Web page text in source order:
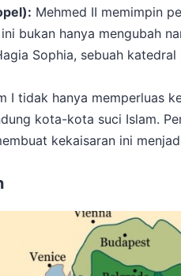
Mehmed II memimpin
bukan hanya mengubah
Sophia, sebuah
I tidak hanya memperluas
kota-kota suci Islam.
kekaisaran ini